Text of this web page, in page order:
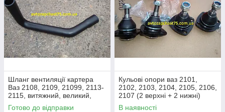
Шланг вентиляції картера
Ваз 2108, 2109, 21099, 2113-
2115, витяжний, великий,
нижній
Готово до відправки
Кульові опори ваз 2101,
2102, 2103, 2104, 2105, 2106,
2107 (2 верхні + 2 нижні)
Дорожня карта, Харків
В наявності